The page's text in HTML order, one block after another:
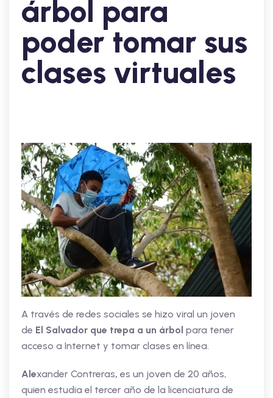
árbol para
poder tomar sus
clases virtuales
A través de redes sociales se hizo viral un joven
de El Salvador que trepa a un árbol para tener
acceso a Internet y tomar clases en línea.
Alexander Contreras, es un joven de 20 años,
quien estudia el tercer año de la licenciatura de